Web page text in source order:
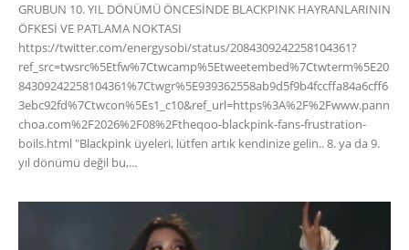
GRUBUN 10. YIL DÖNÜMÜ ÖNCESİNDE BLACKPINK HAYRANLARININ
ÖFKESİ VE PATLAMA NOKTASI
https://twitter.com/energysobi/status/2084309242258104361?
ref_src=twsrc%5Etfw%7Ctwcamp%5Etweetembed%7Ctwterm%5E20
84309242258104361%7Ctwgr%5E939362558ab9d5f9b4fccffa84a6cff6
3ebc92fd%7Ctwcon%5Es1_c10&ref_url=https%3A%2F%2Fwww.pann
choa.com%2F2026%2F08%2Ftheqoo-blackpink-fans-frustration-
boils.html "Blackpink üyeleri, lütfen artık kendinize gelin.. 8. ya da 9.
yıl dönümü değil bu,...